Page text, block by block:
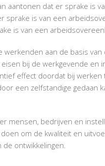
aantonen dat er sprake is
sprake is van een
is van een
aan de basis
bij de werkgevende en
effect doordat bij
een zelfstandige gedaan
mensen, bedrijven en
om de kwaliteit en
ontwikkelingen.